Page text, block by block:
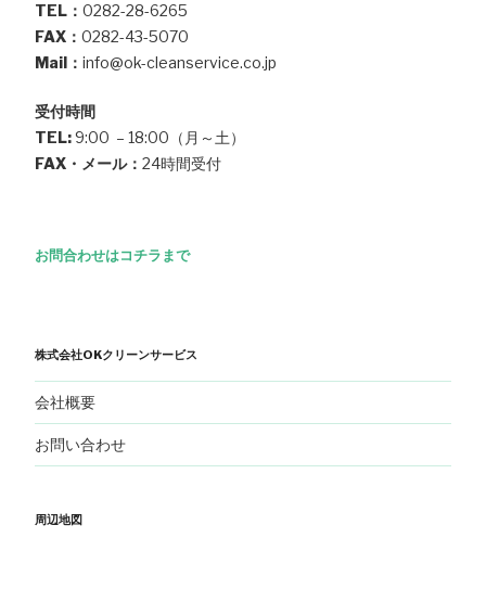
TEL： 0282-28-6265
FAX： 0282-43-5070
Mail： info@ok-cleanservice.co.jp
受付時間
TEL:9:00 – 18:00（月～土）
FAX・メール： 24時間受付
お問合わせはコチラまで
株式会社OKクリーンサービス
会社概要
お問い合わせ
周辺地図